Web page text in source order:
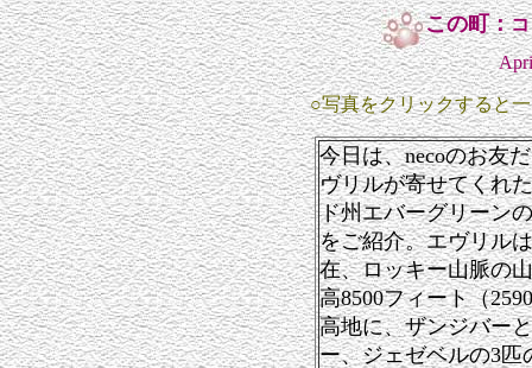
この町：
○写真をクリックすると
今日は、necoのお友
ヴリルが寄せてくれ
ド州エバーグリーン
をご紹介。エヴリル
在、ロッキー山脈の
高8500フィート（
高地に、ザンジバー
ー、ジェゼベルの3匹